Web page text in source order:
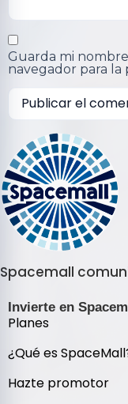
Guarda mi
navegador para
Spacemall
Invierte en
Planes
¿Qué es
Hazte promotor